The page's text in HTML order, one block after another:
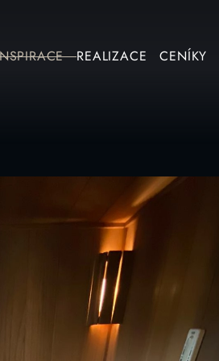
REALIZACE CENÍKY